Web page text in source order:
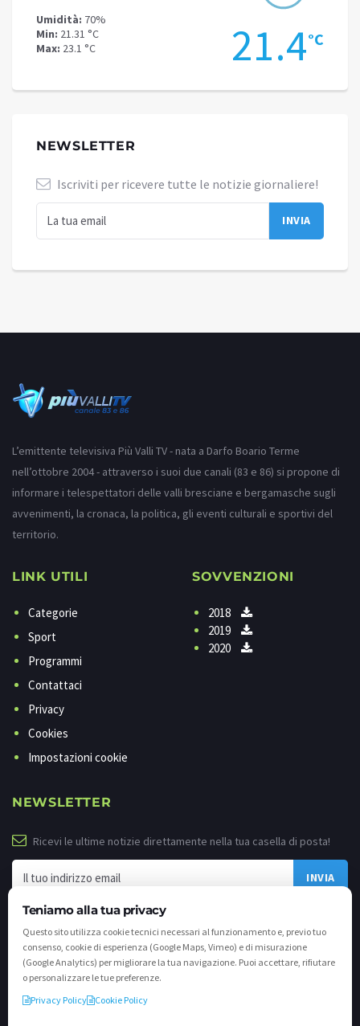
Teniamo alla tua privacy
Questo sito utilizza cookie tecnici necessari al funzionamento e, previo tuo
consenso, cookie di esperienza (Google Maps, Vimeo) e di misurazione
(Google Analytics) per migliorare la tua navigazione. Puoi accettare, rifiutare
o personalizzare le tue preferenze.
Privacy Policy
Cookie Policy
°CMin:16.22 °C
Max:
18.93 °C
NEWSLETTER
Iscriviti per ricevere tutte le notizie giornaliere!
L’emittente televisiva Più Valli TV - nata a Darfo Boario Terme
nell’ottobre 2004 - attraverso i suoi due canali (83 e 86) si propone di
informare i telespettatori delle valli bresciane e bergamasche sugli
avvenimenti, la cronaca, la politica, gli eventi culturali e sportivi del
territorio.
LINK UTILI
Categorie
Sport
Programmi
Contattaci
Privacy
Cookies
Impostazioni cookie
SOVVENZIONI
2018
2019
2020
NEWSLETTER
Ricevi le ultime notizie direttamente nella tua casella di posta!